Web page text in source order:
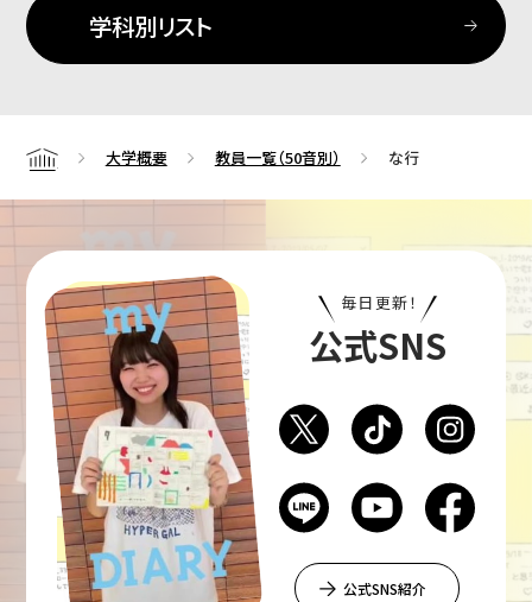
学科別リスト
Home 大学概要 教員一覧（50音別） な行
毎日更新！
公式SNS
公式SNS紹介